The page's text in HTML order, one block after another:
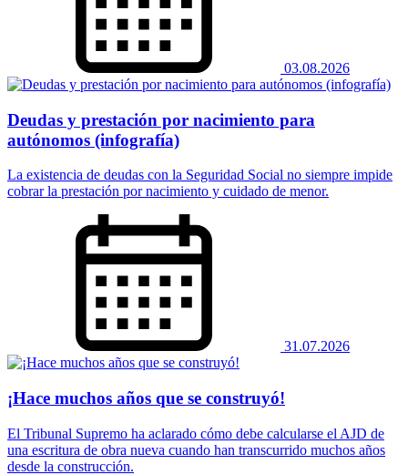
03.08.2026
Deudas y prestación por nacimiento para
autónomos (infografía)
La existencia de deudas con la Seguridad Social no siempre impide
cobrar la prestación por nacimiento y cuidado de menor.
31.07.2026
¡Hace muchos años que se construyó!
El Tribunal Supremo ha aclarado cómo debe calcularse el AJD de
una escritura de obra nueva cuando han transcurrido muchos años
desde la construcción.